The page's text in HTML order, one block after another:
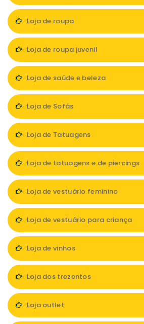
Loja de roupa
Loja de roupa juvenil
Loja de saúde e beleza
Loja de Sofás
Loja de Tatuagens
Loja de tatuagens e de piercings
Loja de vestuário feminino
Loja de vestuário para criança
Loja de vinhos
Loja dos trezentos
Loja outlet